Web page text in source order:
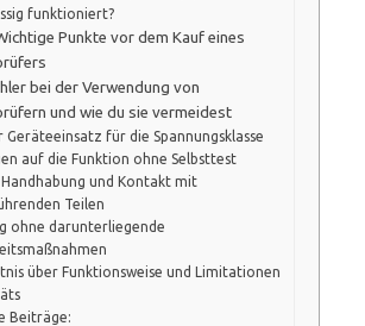
funktioniert?
Punkte vor dem Kauf eines
bei der Verwendung von
und wie du sie vermeidest
Geräteeinsatz für die Spannungsklasse
auf die Funktion ohne Selbsttest
Handhabung und Kontakt mit
Teilen
ohne darunterliegende
über Funktionsweise und Limitationen
Beiträge: